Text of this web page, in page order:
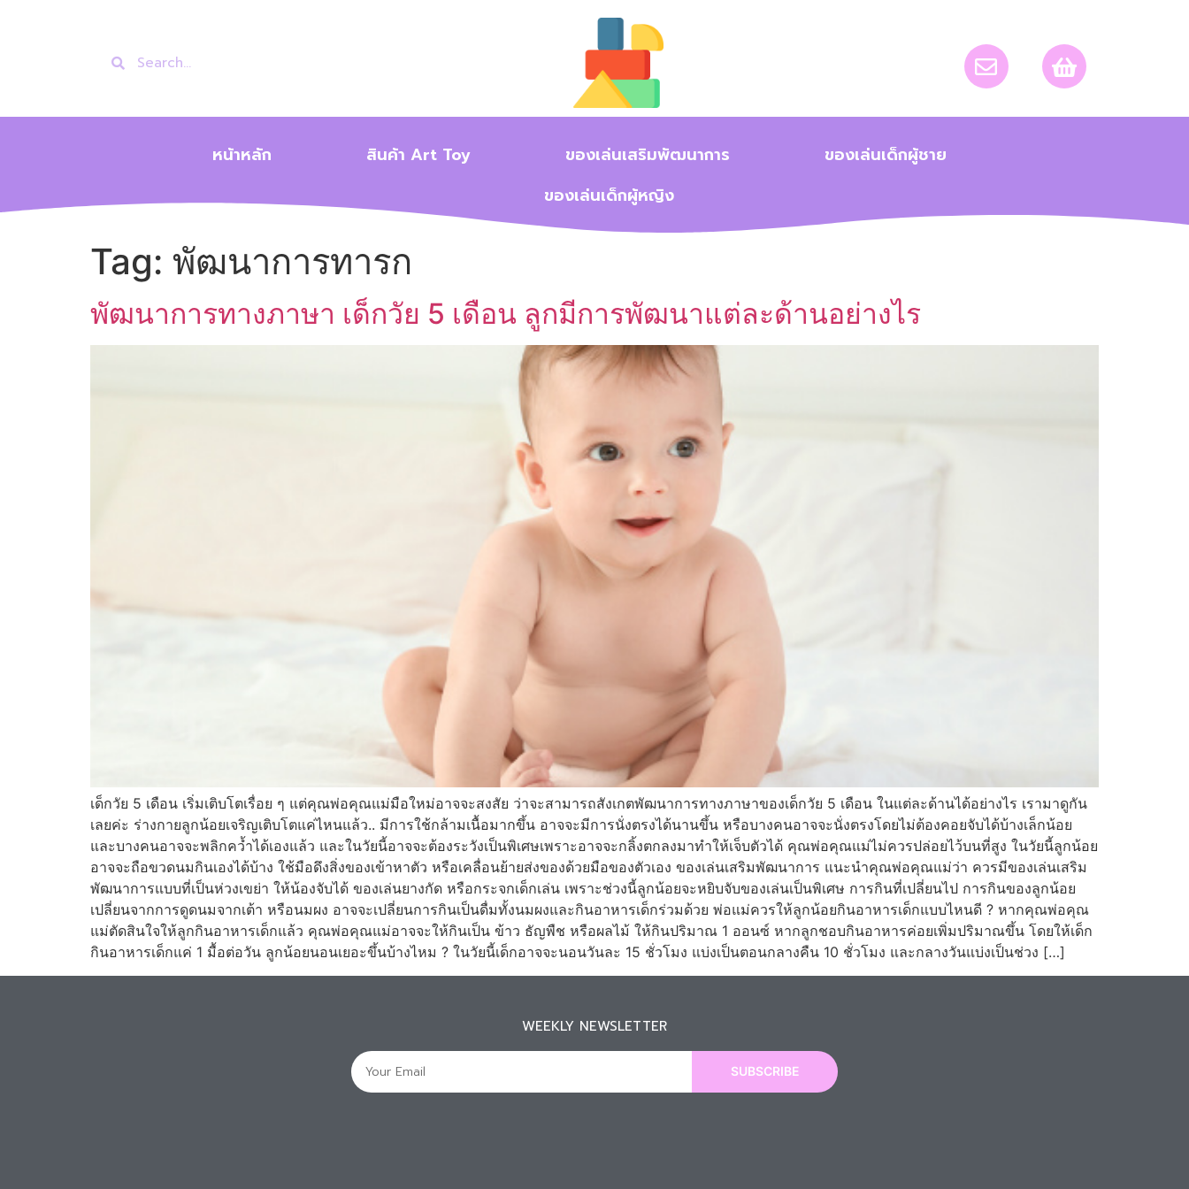
หน้าหลัก สินค้า Art Toy ของเล่นเสริมพัฒนาการ
ของเล่นเด็กผู้ชาย
ของเล่นเด็กผู้หญิง
Tag: พัฒนาการทารก
พัฒนาการทางภาษา เด็กวัย 5 เดือน ลูกมีการพัฒนาแต่ละด้านอย่างไร
เด็กวัย 5 เดือน เริ่มเติบโตเรื่อย ๆ แต่คุณพ่อคุณแม่มือใหม่อาจจะสงสัย ว่าจะสามารถสังเกตพัฒนาการทางภาษาของเด็กวัย 5 เดือน ในแต่ละด้านได้อย่างไร เรามาดูกัน
เลยค่ะ ร่างกายลูกน้อยเจริญเติบโตแค่ไหนแล้ว.. มีการใช้กล้ามเนื้อมากขึ้น อาจจะมีการนั่งตรงได้นานขึ้น หรือบางคนอาจจะนั่งตรงโดยไม่ต้องคอยจับได้บ้างเล็กน้อย
และบางคนอาจจะพลิกคว้ำได้เองแล้ว และในวัยนี้อาจจะต้องระวังเป็นพิเศษเพราะอาจจะกลิ้งตกลงมาทำให้เจ็บตัวได้ คุณพ่อคุณแม่ไม่ควรปล่อยไว้บนที่สูง ในวัยนี้ลูกน้อย
อาจจะถือขวดนมกินเองได้บ้าง ใช้มือดึงสิ่งของเข้าหาตัว หรือเคลื่อนย้ายส่งของด้วยมือของตัวเอง ของเล่นเสริมพัฒนาการ แนะนำคุณพ่อคุณแม่ว่า ควรมีของเล่นเสริม
พัฒนาการแบบที่เป็นห่วงเขย่า ให้น้องจับได้ ของเล่นยางกัด หรือกระจกเด็กเล่น เพราะช่วงนี้ลูกน้อยจะหยิบจับของเล่นเป็นพิเศษ การกินที่เปลี่ยนไป การกินของลูกน้อย
เปลี่ยนจากการดูดนมจากเต้า หรือนมผง อาจจะเปลี่ยนการกินเป็นดื่มทั้งนมผงและกินอาหารเด็กร่วมด้วย พ่อแม่ควรให้ลูกน้อยกินอาหารเด็กแบบไหนดี ? หากคุณพ่อคุณ
แม่ตัดสินใจให้ลูกกินอาหารเด็กแล้ว คุณพ่อคุณแม่อาจจะให้กินเป็น ข้าว ธัญพืช หรือผลไม้ ให้กินปริมาณ 1 ออนซ์ หากลูกชอบกินอาหารค่อยเพิ่มปริมาณขึ้น โดยให้เด็ก
กินอาหารเด็กแค่ 1 มื้อต่อวัน ลูกน้อยนอนเยอะขึ้นบ้างไหม ? ในวัยนี้เด็กอาจจะนอนวันละ 15 ชั่วโมง แบ่งเป็นตอนกลางคืน 10 ชั่วโมง และกลางวันแบ่งเป็นช่วง […]
WEEKLY NEWSLETTER
SUBSCRIBE